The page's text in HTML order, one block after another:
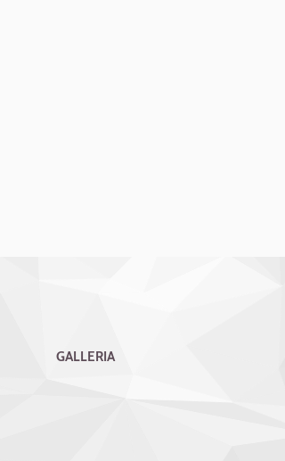
GALLERIA